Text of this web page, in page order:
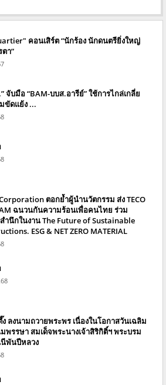
คอนเสิร์ต “นักร้อง นักดนตรียิ่งใหญ่
า”
จับมือ “BAM-บบส.อารีย์” ใช้การไกล่เกลี่ย
ขัดแย้ง ...
ตอกย้ำผู้นำนวัตกรรม ส่ง TECO
ฉนวนกันความร้อนเพื่อคนไทย ร่วม
ำนึกในงาน The Future of Sustainable
ESG & NET ZERO MATERIAL
ง ลงนามถวายพระพร เนื่องในโอกาสวันเฉลิม
พรรษา สมเด็จพระนางเจ้าสิริกิติ์ฯ พระบรม
พันปีหลวง